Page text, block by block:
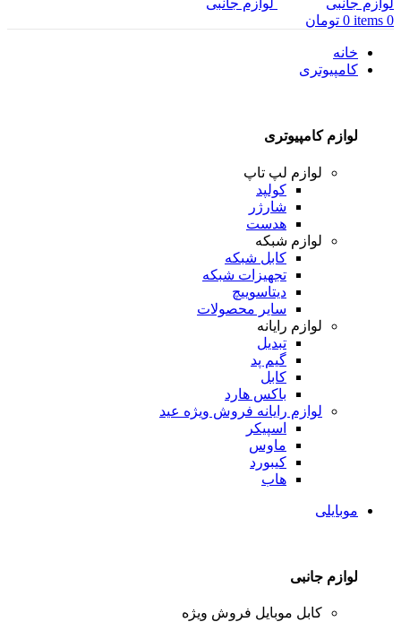
0
items
0 تومان
خانه
کامپیوتری
لوازم کامپیوتری
لوازم لپ تاپ
کولپد
شارژر
هدست
لوازم شبکه
کابل شبکه
تجهیزات شبکه
دیتاسوییچ
سایر محصولات
لوازم رایانه
تبدیل
گیم پد
کابل
باکس هارد
لوازم رایانه فروش ویژه عید
اسپیکر
ماوس
کیبورد
هاب
موبایلی
لوازم جانبی
کابل موبایل فروش ویژه